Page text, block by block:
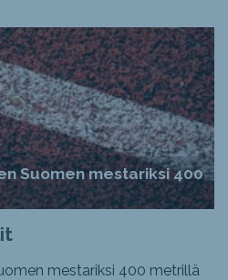
Suomen mestariksi 400
mestariksi 400 metrillä